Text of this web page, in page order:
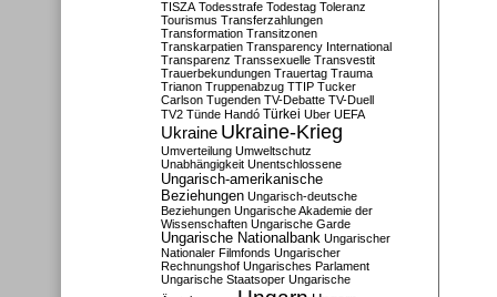
TISZA Todesstrafe Todestag Toleranz
Tourismus Transferzahlungen
Transformation Transitzonen
Transkarpatien Transparency International
Transparenz Transsexuelle Transvestit
Trauerbekundungen Trauertag Trauma
Trianon Truppenabzug TTIP Tucker
Carlson Tugenden TV-Debatte TV-Duell
TV2 Tünde Handó Türkei Uber UEFA
Ukraine Ukraine-Krieg
Umverteilung Umweltschutz
Unabhängigkeit Unentschlossene
Ungarisch-amerikanische
Beziehungen Ungarisch-deutsche
Beziehungen Ungarische Akademie der
Wissenschaften Ungarische Garde
Ungarische Nationalbank Ungarischer
Nationaler Filmfonds Ungarischer
Rechnungshof Ungarisches Parlament
Ungarische Staatsoper Ungarische